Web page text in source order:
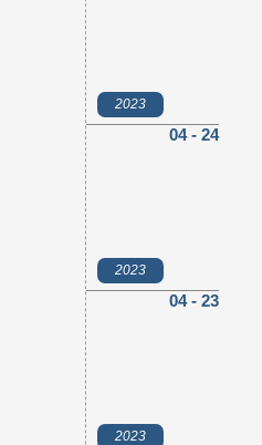
2023
04 - 24
2023
04 - 23
2023